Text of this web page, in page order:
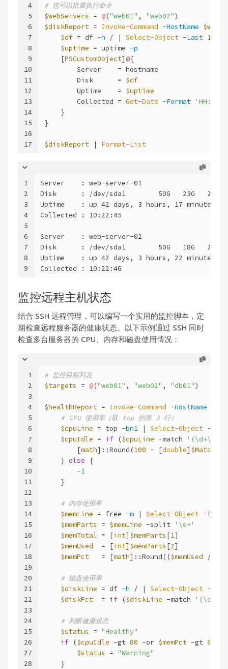
4
5
6
7
8
9
10
11
12
13
14
15
16
17
# 也可以批量执行命令
$webServers = @("web01" , "web02")
$diskReport = Invoke-Command -HostName
$df = df -h / | Select-Object -Last 1
$uptime = uptime -p
    [
PSCustomObject] @{
        Server    = hostname
        Disk      =
$df
        Uptime    =
$uptime
        Collected =
Get-Date -Format
    }
}
$diskReport | Format-List
1
2
3
4
5
6
7
8
9
Server    : web-server-01
Disk      : /dev/sda1        50G   23G   25G
Uptime    : up 42 days, 3 hours, 17 minutes
Collected : 10:22:45
Server    : web-server-02
Disk      : /dev/sda1        50G   18G   29G
Uptime    : up 42 days, 3 hours, 22 minutes
Collected : 10:22:46
监控远程主机状态
结合 SSH 远程管理，可以编写一个实用的监控脚本，定
期检查远程服务器的健康状态。以下示例通过 SSH 同时
检查多台服务器的 CPU、内存和磁盘使用情况：
1
2
3
4
5
6
7
8
9
10
11
12
13
14
15
16
17
18
19
20
21
22
23
24
25
26
27
28
# 监控目标列表
$targets = @("web01" , "web02" , "db01")
$healthReport = Invoke-Command -HostName
# CPU 使用率（取 top 的第 3 行）
$cpuLine = top -bn1 | Select-Object -
$cpuIdle = if ($cpuLine -match
        [
math]::Round(100 - [double] $Matches
    }
else {
-1
    }
# 内存使用率
$memLine = free -m | Select-Object -Index
$memParts = $memLine -split
'\s+'
$memTotal = [int] $memParts [1]
$memUsed
  = [
int] $memParts [2]
$memPct
   = [
math]::Round(($memUsed /
# 磁盘使用率
$diskLine = df -h / | Select-Object -Last
$diskPct
  =
if ($diskLine -match '(\d+)%'
# 判断健康状态
$status = "Healthy"
if ($cpuIdle -gt 80 -or $memPct -gt 85
$status = "Warning"
    }